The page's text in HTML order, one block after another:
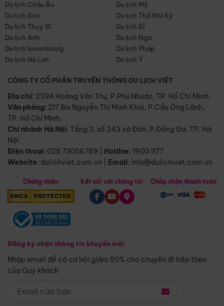
Du lịch Châu Âu
Du lịch Mỹ
Du lịch Đức
Du lịch Thổ Nhĩ Kỳ
Du lịch Thụy Sĩ
Du lịch Bỉ
Du lịch Anh
Du lịch Nga
Du lịch luxembourg
Du lịch Pháp
Du lịch Hà Lan
Du lịch Ý
CÔNG TY CỔ PHẦN TRUYỀN THÔNG DU LỊCH VIỆT
Địa chỉ: 239A Hoàng Văn Thụ, P.Phú Nhuận, TP. Hồ Chí Minh.
Văn phòng: 217 Bis Nguyễn Thị Minh Khai, P.Cầu Ông Lãnh,
TP. Hồ Chí Minh.
Chi nhánh Hà Nội: Tầng 3, số 243 xã Đàn, P.Đống Đa, TP. Hà
Nội
Điện thoại: 028 73056789 Hotline: 1900 1177
Website: dulichviet.com.vn Email: info@dulichviet.com.vn
Chứng nhận
Đăng ký nhận thông tin khuyến mãi
Nhập email để có cơ hội giảm 50% cho chuyến đi tiếp theo
của Quý khách
Kết nối với chúng tôi Chấp nhận thanh toán